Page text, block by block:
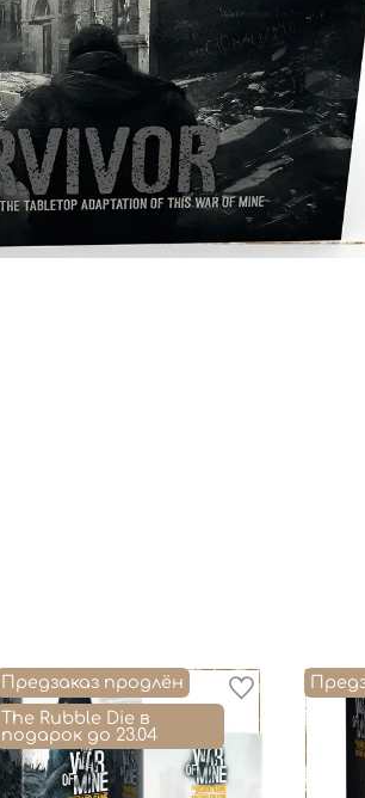
Предзаказ продлён
The Rubble Die в
подарок до 23.04